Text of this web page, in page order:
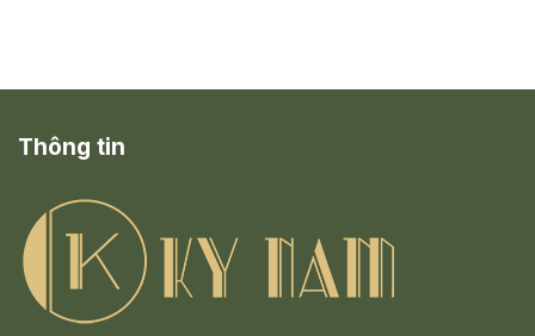
Thông tin